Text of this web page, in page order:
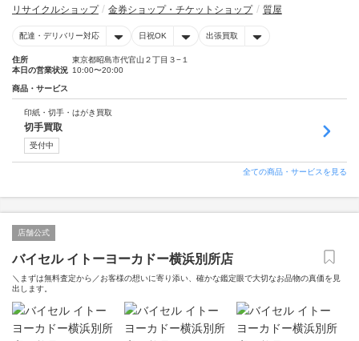
リサイクルショップ 金券ショップ・チケットショップ 質屋
配達・デリバリー対応 日祝OK 出張買取
住所
東京都昭島市代官山２丁目３−１
本日の営業状況 10:00〜20:00
商品・サービス
印紙・切手・はがき買取
切手買取
受付中
全ての商品・サービスを見る
店舗公式
バイセル イトーヨーカドー横浜別所店
＼まずは無料査定から／お客様の想いに寄り添い、確かな鑑定眼で大切なお品物の真価を見
出します。